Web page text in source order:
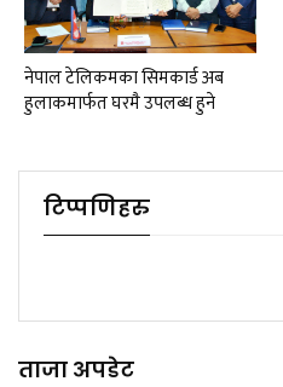
नेपाल टेलिकमका सिमकार्ड अब
हुलाकमार्फत घरमै उपलब्ध हुने
टिप्पणिहरु
ताजा अपडेट